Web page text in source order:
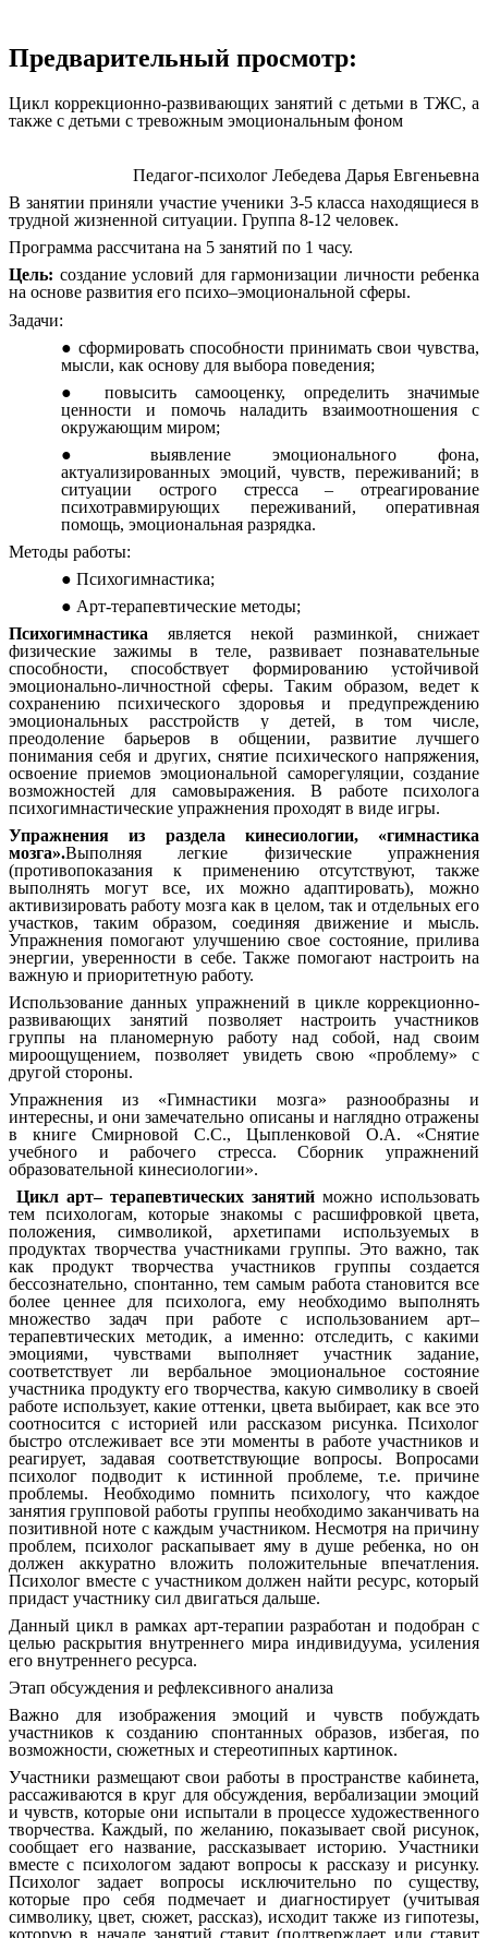
Предварительный просмотр:
Цикл коррекционно-развивающих занятий с детьми в ТЖС, а
также с детьми с тревожным эмоциональным фоном
Педагог-психолог Лебедева Дарья Евгеньевна
В занятии приняли участие ученики 3-5 класса находящиеся в
трудной жизненной ситуации. Группа 8-12 человек.
Программа рассчитана на 5 занятий по 1 часу.
Цель: создание условий для гармонизации личности ребенка
на основе развития его психо–эмоциональной сферы.
Задачи:
сформировать способности принимать свои чувства,
мысли, как основу для выбора поведения;
повысить самооценку, определить значимые
ценности и помочь наладить взаимоотношения с
окружающим миром;
выявление эмоционального фона,
актуализированных эмоций, чувств, переживаний; в
ситуации острого стресса – отреагирование
психотравмирующих переживаний, оперативная
помощь, эмоциональная разрядка.
Методы работы:
Психогимнастика;
Арт-терапевтические методы;
Психогимнастика является некой разминкой, снижает
физические зажимы в теле, развивает познавательные
способности, способствует формированию устойчивой
эмоционально-личностной сферы. Таким образом, ведет к
сохранению психического здоровья и предупреждению
эмоциональных расстройств у детей, в том числе,
преодоление барьеров в общении, развитие лучшего
понимания себя и других, снятие психического напряжения,
освоение приемов эмоциональной саморегуляции, создание
возможностей для самовыражения. В работе психолога
психогимнастические упражнения проходят в виде игры.
Упражнения из раздела кинесиологии, «гимнастика
мозга».Выполняя легкие физические упражнения
(противопоказания к применению отсутствуют, также
выполнять могут все, их можно адаптировать), можно
активизировать работу мозга как в целом, так и отдельных его
участков, таким образом, соединяя движение и мысль.
Упражнения помогают улучшению свое состояние, прилива
энергии, уверенности в себе. Также помогают настроить на
важную и приоритетную работу.
Использование данных упражнений в цикле коррекционно-
развивающих занятий позволяет настроить участников
группы на планомерную работу над собой, над своим
мироощущением, позволяет увидеть свою «проблему» с
другой стороны.
Упражнения из «Гимнастики мозга» разнообразны и
интересны, и они замечательно описаны и наглядно отражены
в книге Смирновой С.С., Цыпленковой О.А. «Снятие
учебного и рабочего стресса. Сборник упражнений
образовательной кинесиологии».
Цикл арт– терапевтических занятий можно использовать
тем психологам, которые знакомы с расшифровкой цвета,
положения, символикой, архетипами используемых в
продуктах творчества участниками группы. Это важно, так
как продукт творчества участников группы создается
бессознательно, спонтанно, тем самым работа становится все
более ценнее для психолога, ему необходимо выполнять
множество задач при работе с использованием арт–
терапевтических методик, а именно: отследить, с какими
эмоциями, чувствами выполняет участник задание,
соответствует ли вербальное эмоциональное состояние
участника продукту его творчества, какую символику в своей
работе использует, какие оттенки, цвета выбирает, как все это
соотносится с историей или рассказом рисунка. Психолог
быстро отслеживает все эти моменты в работе участников и
реагирует, задавая соответствующие вопросы. Вопросами
психолог подводит к истинной проблеме, т.е. причине
проблемы. Необходимо помнить психологу, что каждое
занятия групповой работы группы необходимо заканчивать на
позитивной ноте с каждым участником. Несмотря на причину
проблем, психолог раскапывает яму в душе ребенка, но он
должен аккуратно вложить положительные впечатления.
Психолог вместе с участником должен найти ресурс, который
придаст участнику сил двигаться дальше.
Данный цикл в рамках арт-терапии разработан и подобран с
целью раскрытия внутреннего мира индивидуума, усиления
его внутреннего ресурса.
Этап обсуждения и рефлексивного анализа
Важно для изображения эмоций и чувств побуждать
участников к созданию спонтанных образов, избегая, по
возможности, сюжетных и стереотипных картинок.
Участники размещают свои работы в пространстве кабинета,
рассаживаются в круг для обсуждения, вербализации эмоций
и чувств, которые они испытали в процессе художественного
творчества. Каждый, по желанию, показывает свой рисунок,
сообщает его название, рассказывает историю. Участники
вместе с психологом задают вопросы к рассказу и рисунку.
Психолог задает вопросы исключительно по существу,
которые про себя подмечает и диагностирует (учитывая
символику, цвет, сюжет, рассказ), исходит также из гипотезы,